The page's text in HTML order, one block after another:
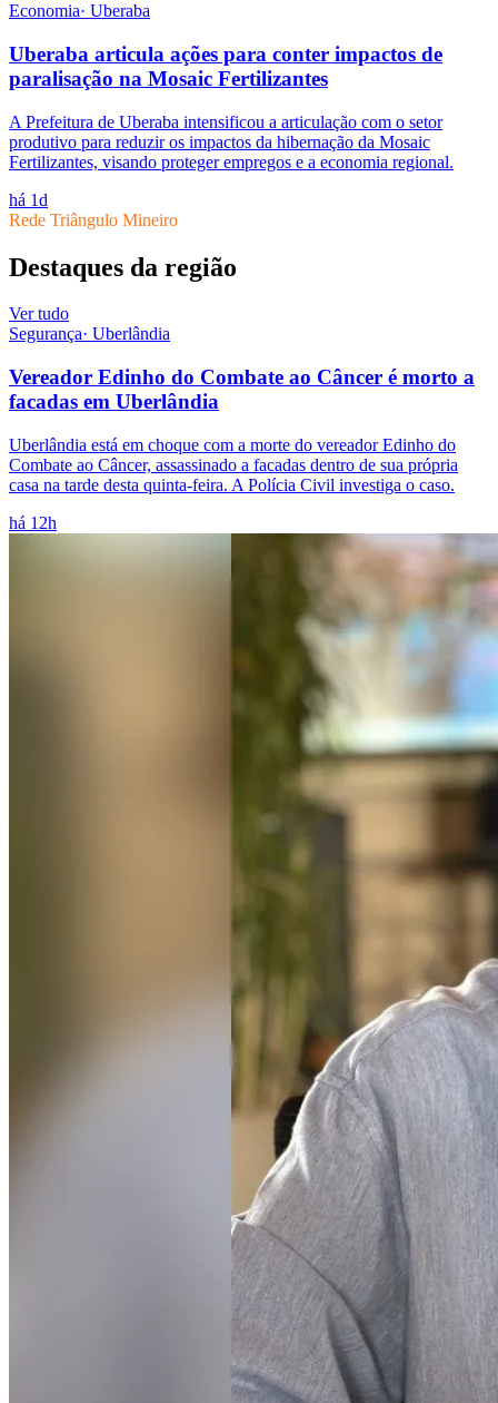
Economia· Uberaba
Uberaba articula ações para conter impactos de
paralisação na Mosaic Fertilizantes
A Prefeitura de Uberaba intensificou a articulação com o setor
produtivo para reduzir os impactos da hibernação da Mosaic
Fertilizantes, visando proteger empregos e a economia regional.
há 1d
Rede Triângulo Mineiro
Destaques da região
Ver tudo
Segurança· Uberlândia
Vereador Edinho do Combate ao Câncer é morto a
facadas em Uberlândia
Uberlândia está em choque com a morte do vereador Edinho do
Combate ao Câncer, assassinado a facadas dentro de sua própria
casa na tarde desta quinta-feira. A Polícia Civil investiga o caso.
há 12h